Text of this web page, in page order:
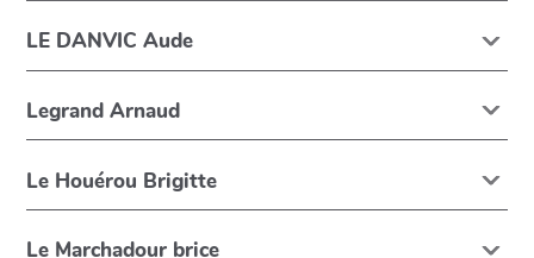
LE DANVIC Aude
Legrand Arnaud
Le Houérou Brigitte
Le Marchadour brice